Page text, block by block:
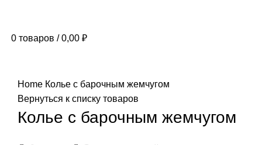
0 товаров / 0,00 ₽
Home Колье с барочным жемчугом
Вернуться к списку товаров
Колье с барочным жемчугом